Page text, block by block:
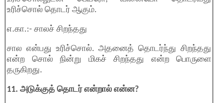
உரிச்சொல் தொடர் ஆகும்.
எ.கா.:- சாலச் சிறந்தது
சால என்பது உரிச்சொல். அதனைத் தொடர்ந்து சிறந்தது
என்ற சொல் நின்று மிகச் சிறந்தது என்ற பொருளை
தருகிறது.
11. அடுக்குத் தொடர் என்றால் என்ன?